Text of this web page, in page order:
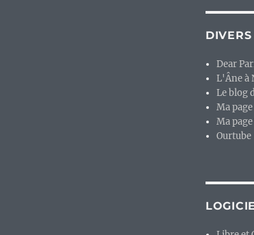
DIVERS
Dear
L'Âne à
Le blog
Ma
Ma